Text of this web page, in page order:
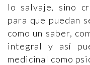
lo salvaje, sino
para que puedan
como un saber,
integral y así
medicinal como